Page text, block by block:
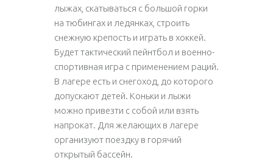
лыжах, скатываться с большой горки
на тюбингах и ледянках, строить
снежную крепость и играть в хоккей.
Будет тактический пейнтбол и военно-
спортивная игра с применением раций.
В лагере есть и снегоход, до которого
допускают детей. Коньки и лыжи
можно привезти с собой или взять
напрокат. Для желающих в лагере
организуют поездку в горячий
открытый бассейн.